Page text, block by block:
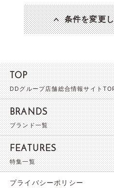
条件を変更
TOP
DDグループ店舗総合情報サイト
BRANDS
ブランド一覧
FEATURES
特集一覧
プライバシーポリシー